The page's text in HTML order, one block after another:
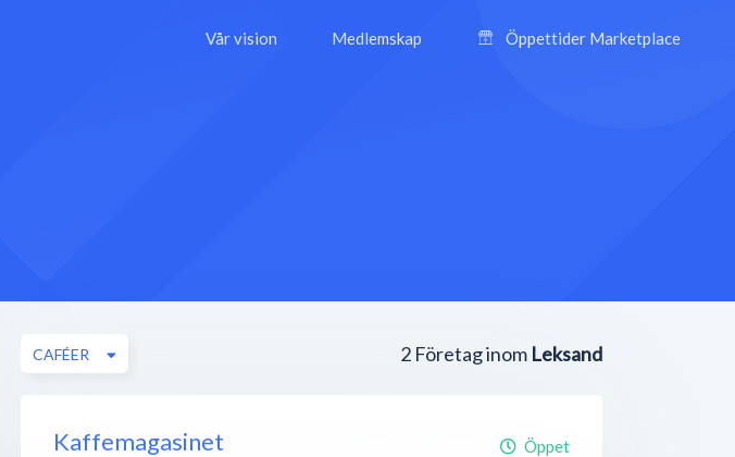
Vår vision Medlemskap Öppettider Marketplace
2 Företag inom Leksand
CAFÉER
Kaffemagasinet Öppet